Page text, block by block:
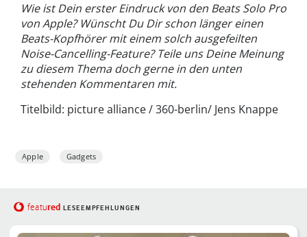
Wie ist Dein erster Eindruck von den Beats Solo Pro
von Apple? Wünscht Du Dir schon länger einen
Beats-Kopfhörer mit einem solch ausgefeilten
Noise-Cancelling-Feature? Teile uns Deine Meinung
zu diesem Thema doch gerne in den unten
stehenden Kommentaren mit.
Titelbild: picture alliance / 360-berlin/ Jens Knappe
Apple Gadgets
featured LESEEMPFEHLUNGEN